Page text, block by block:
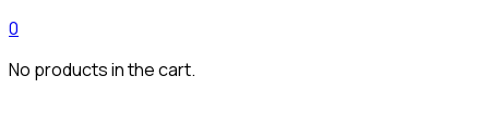
0
No products in the cart.